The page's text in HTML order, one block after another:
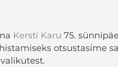
Kersti Karu 75.
otsustasime